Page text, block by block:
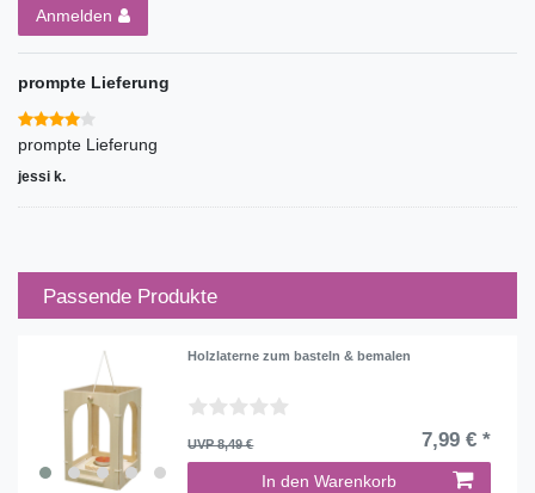
Anmelden
prompte Lieferung
prompte Lieferung
jessi k.
Passende Produkte
Holzlaterne zum basteln & bemalen
UVP 8,49 € 7,99 € *
In den Warenkorb